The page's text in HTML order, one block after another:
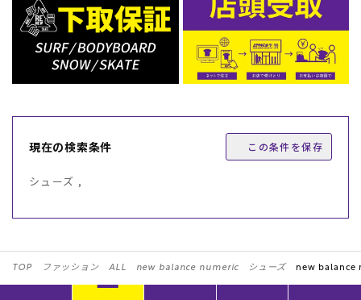
現在の検索条件 この条件を保存
シューズ ,
TOP ファッション ALL new balance numeric シューズ new balance